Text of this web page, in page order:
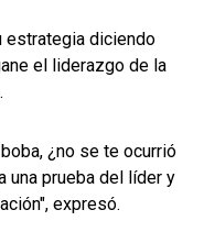
estrategia diciendo
el liderazgo de la
¿no se te ocurrió
una prueba del líder y
expresó.